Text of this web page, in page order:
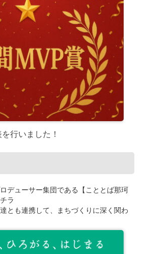
行いました！
デューサー集団である【こととば那珂
ラ
とも連携して、まちづくりに深く関わ